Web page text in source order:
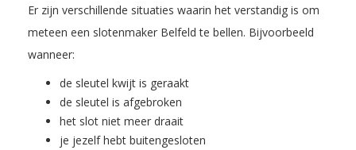
Er zijn verschillende situaties waarin het verstandig is om
meteen een slotenmaker Belfeld te bellen. Bijvoorbeeld
wanneer:
de sleutel kwijt is geraakt
de sleutel is afgebroken
het slot niet meer draait
je jezelf hebt buitengesloten